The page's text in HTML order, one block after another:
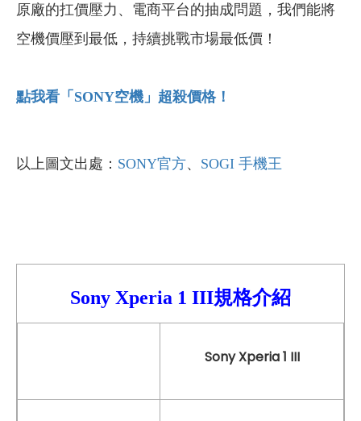
原廠的扛價壓力、電商平台的抽成問題，我們能將
空機價壓到最低，持續挑戰市場最低價！
點我看「SONY空機」超殺價格！
以上圖文出處： SONY官方、 SOGI 手機王
Sony Xperia 1 III規格介紹
Sony Xperia 1 III